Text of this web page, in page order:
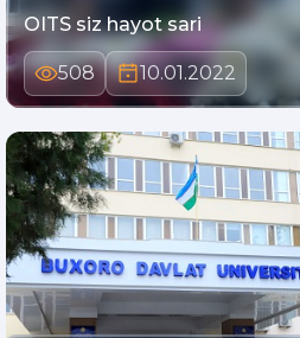
OITS siz hayot sari
508 10.01.2022